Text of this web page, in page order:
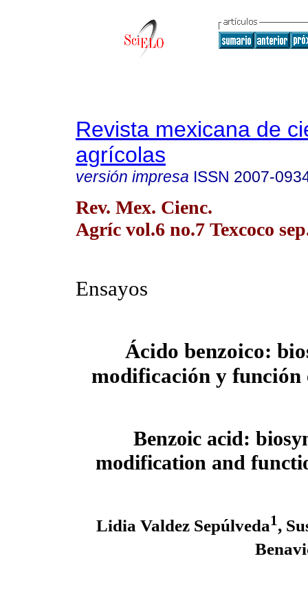
Revista mexicana de
agrícolas
versión impresa ISSN 2007-
Rev. Mex. Cienc.
Agríc vol.6 no.7 Texcoco
Ensayos
Ácido benzoico:
modificación y función
Benzoic acid:
modification and
Lidia Valdez Sepúlveda1,